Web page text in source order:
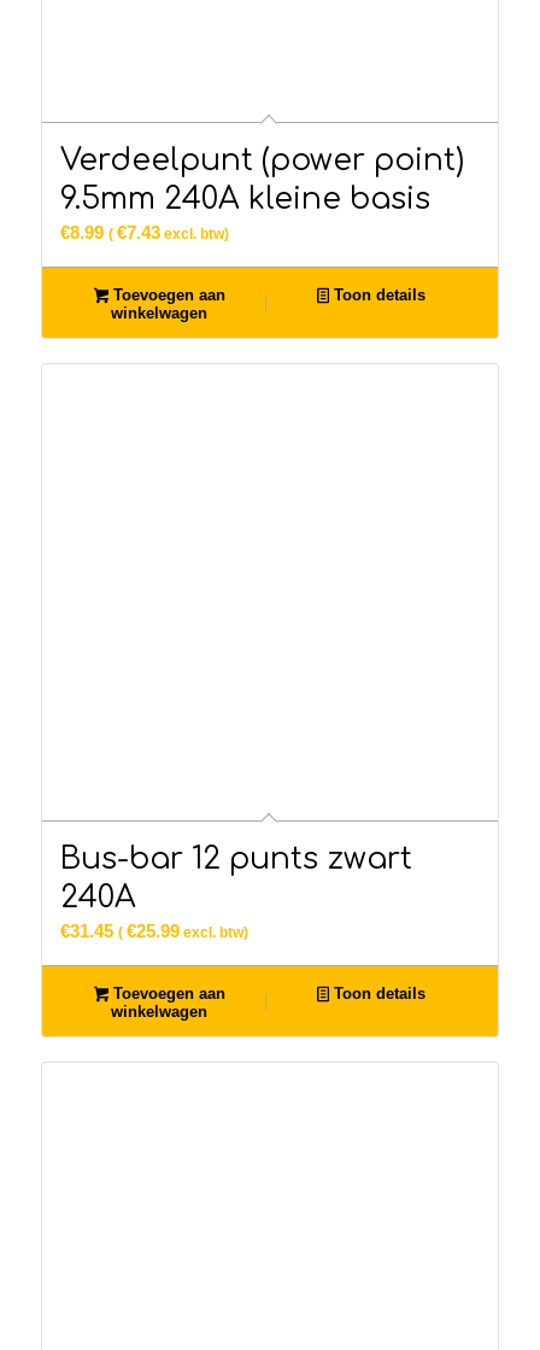
Verdeelpunt (power point)
9.5mm 240A kleine basis
€8.99 ( €7.43excl. btw)
Toevoegen aan
winkelwagen
Toon details
Bus-bar 12 punts zwart
240A
€31.45 ( €25.99excl. btw)
Toevoegen aan
winkelwagen
Toon details